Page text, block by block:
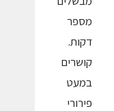
מספר
דקות.
קושרים
במעט
פירורי